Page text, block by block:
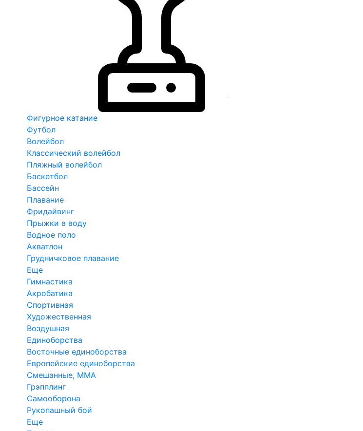
Фигурное катание
Футбол
Волейбол
Классический волейбол
Пляжный волейбол
Баскетбол
Бассейн
Плавание
Фридайвинг
Прыжки в воду
Водное поло
Акватлон
Грудничковое плавание
Еще
Гимнастика
Акробатика
Спортивная
Художественная
Воздушная
Единоборства
Восточные единоборства
Европейские единоборства
Смешанные, ММА
Грэпплинг
Самооборона
Рукопашный бой
Еще